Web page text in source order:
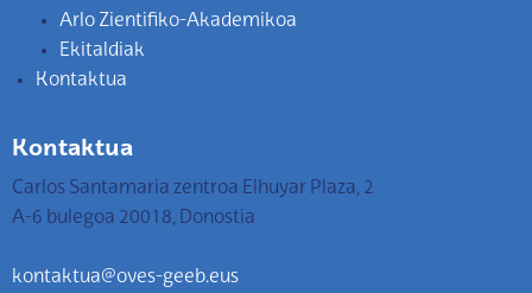
Arlo Zientifiko-Akademikoa
Ekitaldiak
Kontaktua
Kontaktua
Carlos Santamaria zentroa Elhuyar Plaza, 2
A-6 bulegoa 20018, Donostia
kontaktua@oves-geeb.eus